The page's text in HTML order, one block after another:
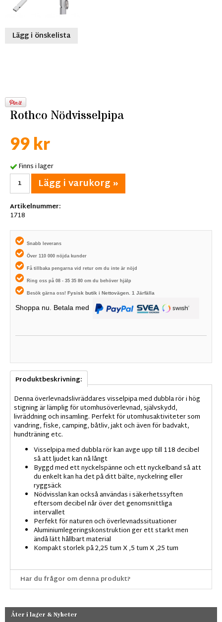
Lägg i önskelista
Rothco Nödvisselpipa
99 kr
Finns i lager
Lägg i varukorg »
Artikelnummer:
1718
Snabb leverans
Över 110 000 nöjda kunder
Få tillbaka pengarna vid retur om du inte är nöjd
Ring oss på 08 - 35 35 80 om du behöver hjälp
Besök gärna oss! Fysisk butik i Nettovägen. 1 Järfälla
Shoppa nu. Betala med
Produktbeskrivning:
Denna överlevnadslivräddares visselpipa med dubbla rör i hög
stigning är lämplig för utomhusöverlevnad, självskydd,
livräddning och insamling. Perfekt för utomhusaktiviteter som
vandring, fiske, camping, båtliv, jakt och även för badvakt,
hundträning etc.
Visselpipa med dubbla rör kan avge upp till 118 decibel
så att ljudet kan nå långt
Byggd med ett nyckelspänne och ett nyckelband så att
du enkelt kan ha det på ditt bälte, nyckelring eller
ryggsäck
Nödvisslan kan också användas i säkerhetssyften
eftersom decibel når över det genomsnittliga
intervallet
Perfekt för naturen och överlevnadssituationer
Aluminiumlegeringskonstruktion ger ett starkt men
ändå lätt hållbart material
Kompakt storlek på 2,25 tum X ,5 tum X ,25 tum
Har du frågor om denna produkt?
Åter i lager & Nyheter